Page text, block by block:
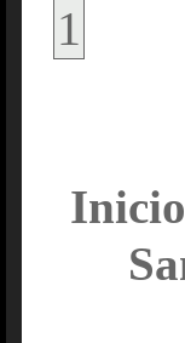
1
Inicio